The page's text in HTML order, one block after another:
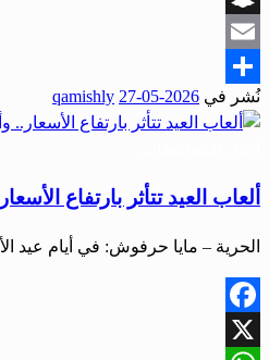
Snapchat
Email
Share
نُشر في 2026-05-27
qamishly
ألعاب العيد تتأثر بارتفاع
الحرية – مايا حرفوش: في أيام عيد
Facebook